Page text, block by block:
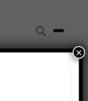
de Marfan
×